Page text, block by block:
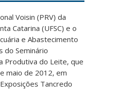
Voisin (PRV) da
Catarina (UFSC) e o
e Abastecimento
do Seminário
Produtiva do Leite, que
maio de 2012, em
Tancredo